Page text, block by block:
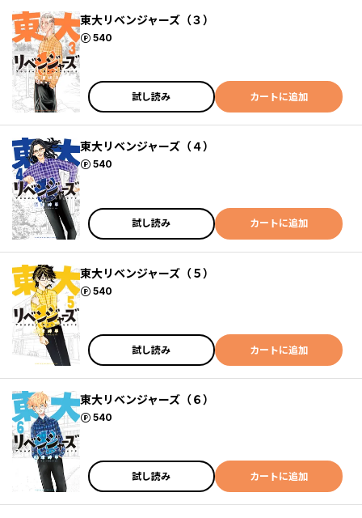
東大リベンジャーズ（３）
540
ポイント
試し読み カートに追加
東大リベンジャーズ（４）
540
ポイント
試し読み カートに追加
東大リベンジャーズ（５）
540
ポイント
試し読み カートに追加
東大リベンジャーズ（６）
540
ポイント
試し読み カートに追加